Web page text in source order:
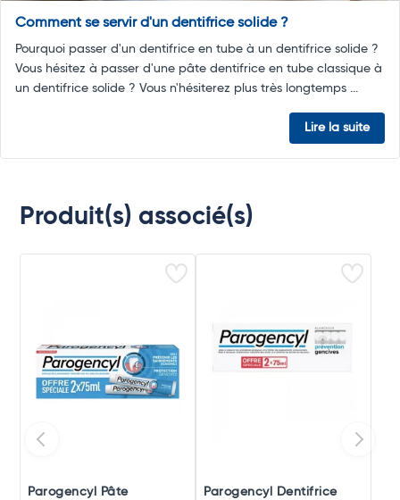
Comment se servir d'un dentifrice solide ?
Pourquoi passer d'un dentifrice en tube à un dentifrice solide ?
Vous hésitez à passer d'une pâte dentifrice en tube classique à
un dentifrice solide ? Vous n'hésiterez plus très longtemps ...
Lire la suite
Produit(s) associé(s)
Parogencyl Pâte
Parogencyl Dentifrice